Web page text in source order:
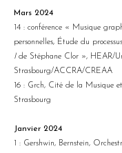
Mars 2024
14 : conférence « Musique
personnelles, Étude du
Ide Stéphane Clor », HEAR/
Strasbourg/ACCRA/CREAA
16 : Grch, Cité de la Musique
Strasbourg
Janvier 2024
1 : Gershwin, Bernstein,